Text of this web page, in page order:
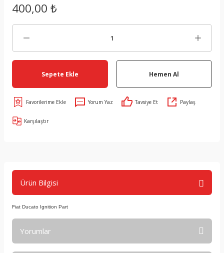
400,00 ₺
Sepete Ekle Hemen Al
Yorum Yaz Tavsiye Et Paylaş
Karşılaştır
Ürün Bilgisi
Fiat Ducato Ignition Part
Yorumlar